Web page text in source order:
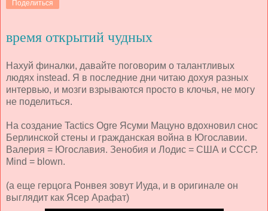
Поделиться
время открытий чудных
Нахуй финалки, давайте поговорим о талантливых
людях instead. Я в последние дни читаю дохуя разных
интервью, и мозги взрываются просто в клочья, не могу
не поделиться.
На создание Tactics Ogre Ясуми Мацуно вдохновил снос
Берлинской стены и гражданская война в Югославии.
Валерия = Югославия. Зенобия и Лодис = США и СССР.
Mind = blown.
(а еще герцога Ронвея зовут Иуда, и в оригинале он
выглядит как Ясер Арафат)